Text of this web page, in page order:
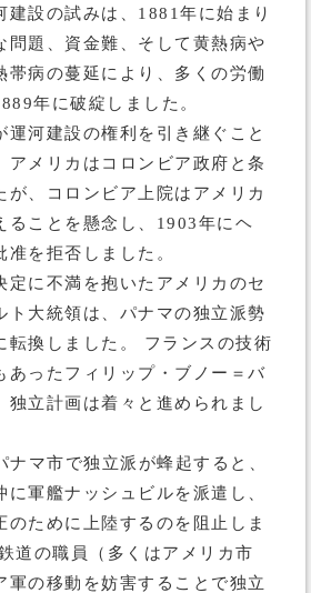
建設の試みは、1881年に始まり
問題、資金難、そして黄熱病や
帯病の蔓延により、多くの労働
年に破綻しました。
運河建設の権利を引き継ぐこと
アメリカはコロンビア政府と条
が、コロンビア上院はアメリカ
ることを懸念し、1903年にヘ
を拒否しました。
定に不満を抱いたアメリカのセ
ト大統領は、パナマの独立派勢
転換しました。 フランスの技術
あったフィリップ・ブノー＝バ
独立計画は着々と進められまし
マ市で独立派が蜂起すると、
に軍艦ナッシュビルを派遣し、
のために上陸するのを阻止しま
道の職員（多くはアメリカ市
軍の移動を妨害することで独立